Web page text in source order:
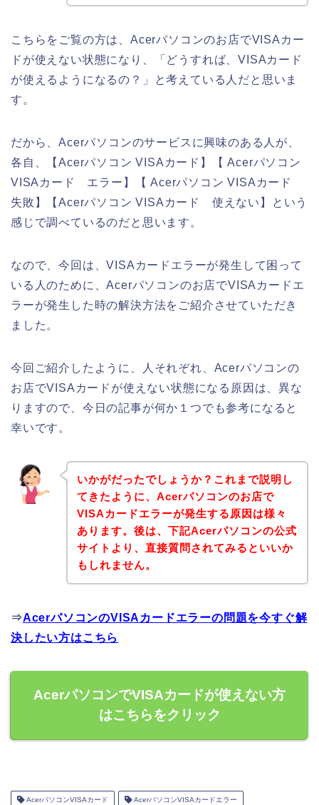
こちらをご覧の方は、Acerパソコンのお店でVISAカー
ドが使えない状態になり、「どうすれば、VISAカード
が使えるようになるの？」と考えている人だと思いま
す。
だから、Acerパソコンのサービスに興味のある人が、
各自、【Acerパソコン VISAカード】【 Acerパソコン
VISAカード エラー】【 Acerパソコン VISAカード
失敗】【Acerパソコン VISAカード 使えない】という
感じで調べているのだと思います。
なので、今回は、VISAカードエラーが発生して困って
いる人のために、Acerパソコンのお店でVISAカードエ
ラーが発生した時の解決方法をご紹介させていただき
ました。
今回ご紹介したように、人それぞれ、Acerパソコンの
お店でVISAカードが使えない状態になる原因は、異な
りますので、今日の記事が何か１つでも参考になると
幸いです。
いかがだったでしょうか？これまで説明し
てきたように、Acerパソコンのお店で
VISAカードエラーが発生する原因は様々
あります。後は、下記Acerパソコンの公式
サイトより、直接質問されてみるといいか
もしれません。
⇒AcerパソコンのVISAカードエラーの問題を今すぐ解
決したい方はこちら
AcerパソコンでVISAカードが使えない方
はこちらをクリック
AcerパソコンVISAカード AcerパソコンVISAカードエラー